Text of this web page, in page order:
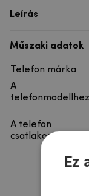
Leírás
Műszaki adatok
Telefon márka
A
telefonmodellhez
A telefon
csatlakoztatása
Ez